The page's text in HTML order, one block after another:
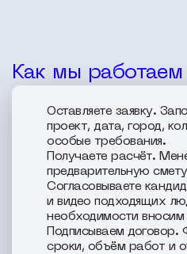
Как мы работаем
Оставляете заявку.
проект, дата, город,
особые требования.
Получаете расчёт.
предварительную
Согласовываете
и видео подходящих
необходимости вносим
Подписываем договор.
сроки, объём работ и